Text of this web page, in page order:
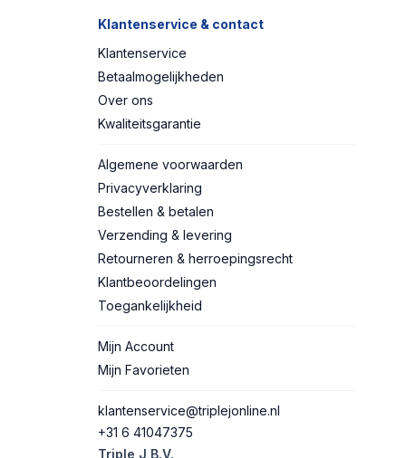
Klantenservice & contact
Klantenservice
Betaalmogelijkheden
Over ons
Kwaliteitsgarantie
Algemene voorwaarden
Privacyverklaring
Bestellen & betalen
Verzending & levering
Retourneren & herroepingsrecht
Klantbeoordelingen
Toegankelijkheid
Mijn Account
Mijn Favorieten
klantenservice@triplejonline.nl
+31 6 41047375
Triple J B.V.